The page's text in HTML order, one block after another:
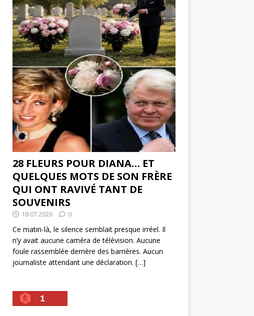
28 FLEURS POUR DIANA… ET
QUELQUES MOTS DE SON FRÈRE
QUI ONT RAVIVÉ TANT DE
SOUVENIRS
18.07.2026 0
Ce matin-là, le silence semblait presque irréel. Il
n’y avait aucune caméra de télévision. Aucune
foule rassemblée derrière des barrières. Aucun
journaliste attendant une déclaration. […]
1